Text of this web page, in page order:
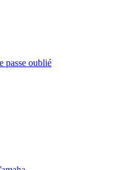
passe oublié